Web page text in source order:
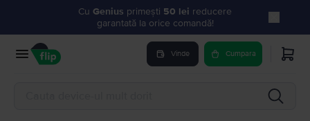
Cu Genius primești 50 lei reducere
garantată la orice comandă!
Vinde Cumpara